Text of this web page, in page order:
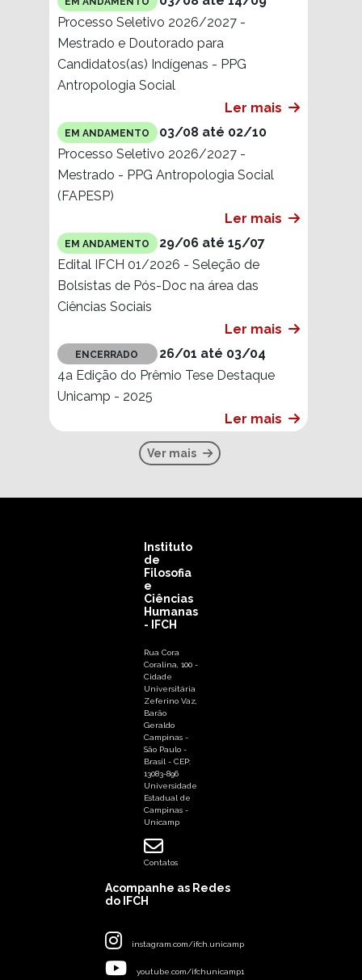
Candidatos(as) Indígenas - PPG
Antropologia Social
Ler mais
EM ANDAMENTO
03/08 até 02/10
Processo Seletivo 2026/2027 -
Mestrado - PPG Antropologia Social
(FAPESP)
Ler mais
EM ANDAMENTO
Edital IFCH 01/2026 - Seleção de
Bolsistas de Pós-Doc na área das
Ciências Sociais
Ler mais
ENCERRADO
4a Edição do Prêmio Tese Destaque
Unicamp - 2025
Ler mais
Ver mais
Instituto
Ciências
Humanas
- IFCH
Rua Cora
Coralina, 100 -
Cidade
Zeferino Vaz,
Barão
Geraldo
Campinas -
São Paulo -
Brasil - CEP:
13083-896
Universidade
Estadual de
Campinas -
Unicamp
Contatos
Acompanhe as Redes
do IFCH
instagram.com/ifch.unicamp